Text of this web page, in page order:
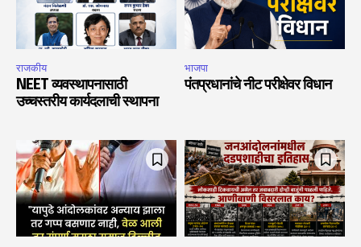
राजकीय
NEET व्यवस्थापनासाठी
उच्चस्तरीय कार्यदलाची स्थापना
भाजपा
पंतप्रधानांचे नीट परीक्षेवर विधान